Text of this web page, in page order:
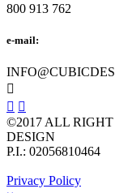
800 913 762
e-mail:

 
©2017 ALL
DESIGN
P.I.: 02056810464
Privacy Policy